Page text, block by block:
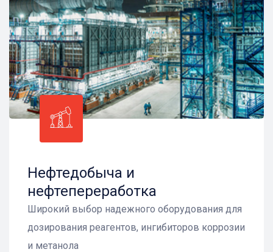
Нефтедобыча и
нефтепереработка
Широкий выбор надежного оборудования для
дозирования реагентов, ингибиторов коррозии
и метанола